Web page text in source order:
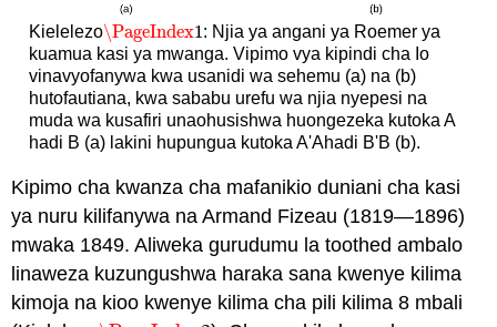
Kielelezo\PageIndex1
\PageIndex1: Njia ya angani ya Roemer ya
kuamua kasi ya mwanga. Vipimo vya kipindi cha Io
vinavyofanywa kwa usanidi wa sehemu (a) na (b)
hutofautiana, kwa sababu urefu wa njia nyepesi na
muda wa kusafiri unaohusishwa huongezeka kutoka A
hadi B (a) lakini hupungua kutoka A'Ahadi B'B (b).
Kipimo cha kwanza cha mafanikio duniani cha kasi
ya nuru kilifanywa na Armand Fizeau (1819—1896)
mwaka 1849. Aliweka gurudumu la toothed ambalo
linaweza kuzungushwa haraka sana kwenye kilima
kimoja na kioo kwenye kilima cha pili kilima 8 mbali